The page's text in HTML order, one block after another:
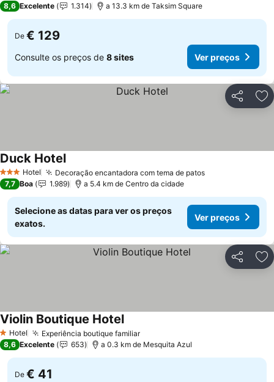
8,6 Excelente 1.314 a 13.3 km de Taksim Square
De € 129
Consulte os preços de 8 sites Ver preços
Partilhar
3 EstrelasHotel Decoração encantadora com tema de patosVer preços
Duck HotelVer preços
7,7 Boa 1.989 a 5.4 km de Centro da cidade
Selecione as datas para ver os preços
exatos.
Ver preços
Partilhar
1 Estrelas
Hotel Experiência boutique familiarVer preços
Violin Boutique HotelVer preços
8,6 Excelente 653 a 0.3 km de Mesquita Azul
De € 41